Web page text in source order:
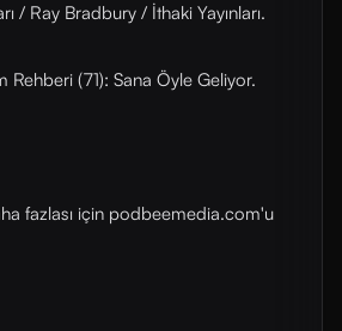
/ Ray Bradbury / İthaki Yayınları.
Rehberi (71): Sana Öyle Geliyor.
fazlası için ⁠⁠podbeemedia.com⁠⁠'u